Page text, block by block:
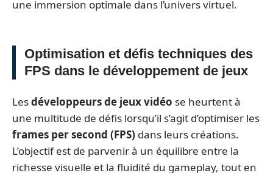
une immersion optimale dans l’univers virtuel.
Optimisation et défis techniques des
FPS dans le développement de jeux
Lesdéveloppeurs de jeux vidéo se heurtent à
une multitude de défis lorsqu’il s’agit d’optimiser les
frames per second (FPS) dans leurs créations.
L’objectif est de parvenir à un équilibre entre la
richesse visuelle et la fluidité du gameplay, tout en